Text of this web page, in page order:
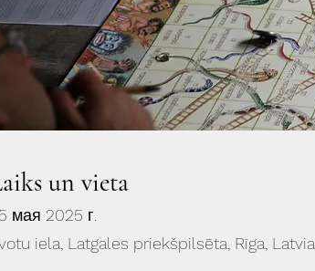
un vieta
мая 2025 г.
iela, Latgales priekšpilsēta, Rīga, Latvia